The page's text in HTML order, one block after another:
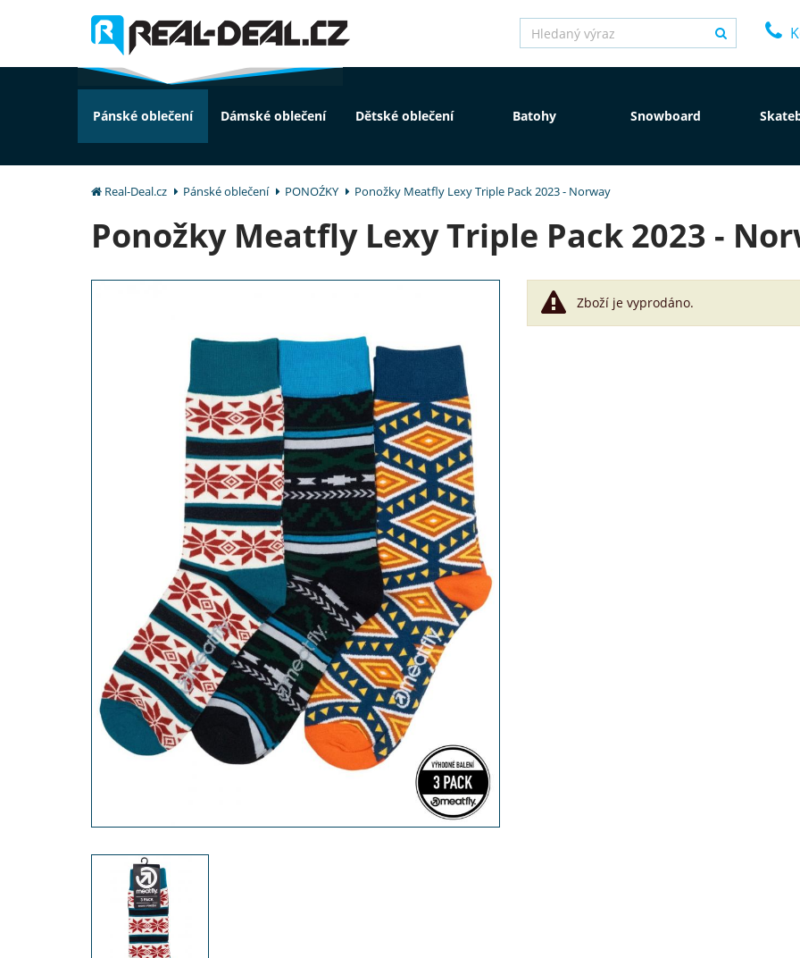
Pánské oblečení Dámské oblečení Dětské oblečení Batohy Snowboard
Real-Deal.cz Pánské oblečení PONOŹKY Ponožky Meatfly Lexy Triple Pack 2023 - Norway
Ponožky Meatfly Lexy Triple Pack 2023 -
Zboží je vyprodáno.